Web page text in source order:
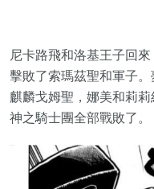
尼卡路飛和洛基王子回
擊敗了索瑪茲聖和軍子
麒麟戈姆聖，娜美和莉
神之騎士團全部戰敗了。